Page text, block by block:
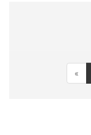
«